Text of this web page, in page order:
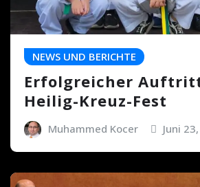
NEWS UND BERICHTE
Erfolgreicher
Heilig-Kreuz-Fest
Muhammed Kocer Juni